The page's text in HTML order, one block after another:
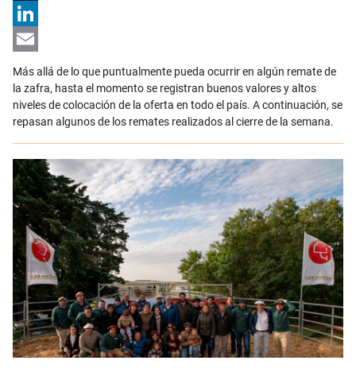
X
LinkedIn
Email
Más allá de lo que puntualmente pueda ocurrir en algún remate de
la zafra, hasta el momento se registran buenos valores y altos
niveles de colocación de la oferta en todo el país. A continuación, se
repasan algunos de los remates realizados al cierre de la semana.